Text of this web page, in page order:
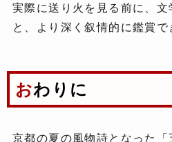
実際に送り火を見る前に、文
と、より深く叙情的に鑑賞で
おわりに
京都の夏の風物詩となった